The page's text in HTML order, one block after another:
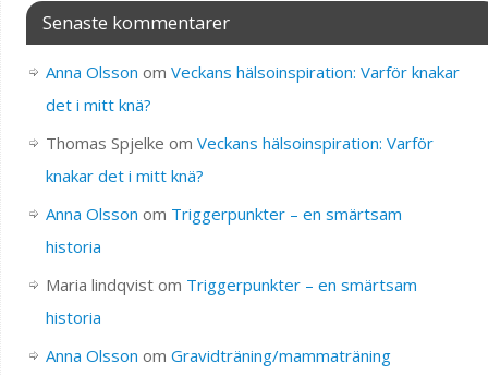
Senaste kommentarer
Anna Olsson om Veckans hälsoinspiration: Varför knakar
det i mitt knä?
Thomas Spjelke om Veckans hälsoinspiration: Varför
knakar det i mitt knä?
Anna Olsson om Triggerpunkter – en smärtsam
historia
Maria lindqvistom Triggerpunkter – en smärtsam
historia
Anna Olsson om Gravidträning/mammaträning